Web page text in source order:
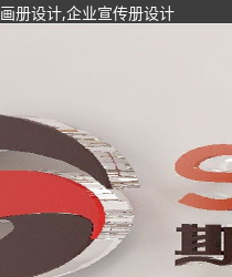
册设计,企业宣传册设计